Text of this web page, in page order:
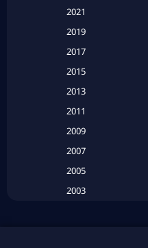
Based on a True
Based on a True
2021
2019
2017
2015
2013
2011
2009
2007
2005
2003